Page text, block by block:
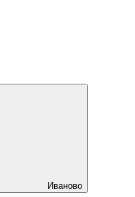
Иваново